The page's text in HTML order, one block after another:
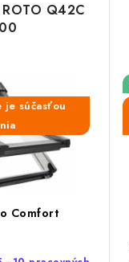
Q42C
je súčasťou
Comfort